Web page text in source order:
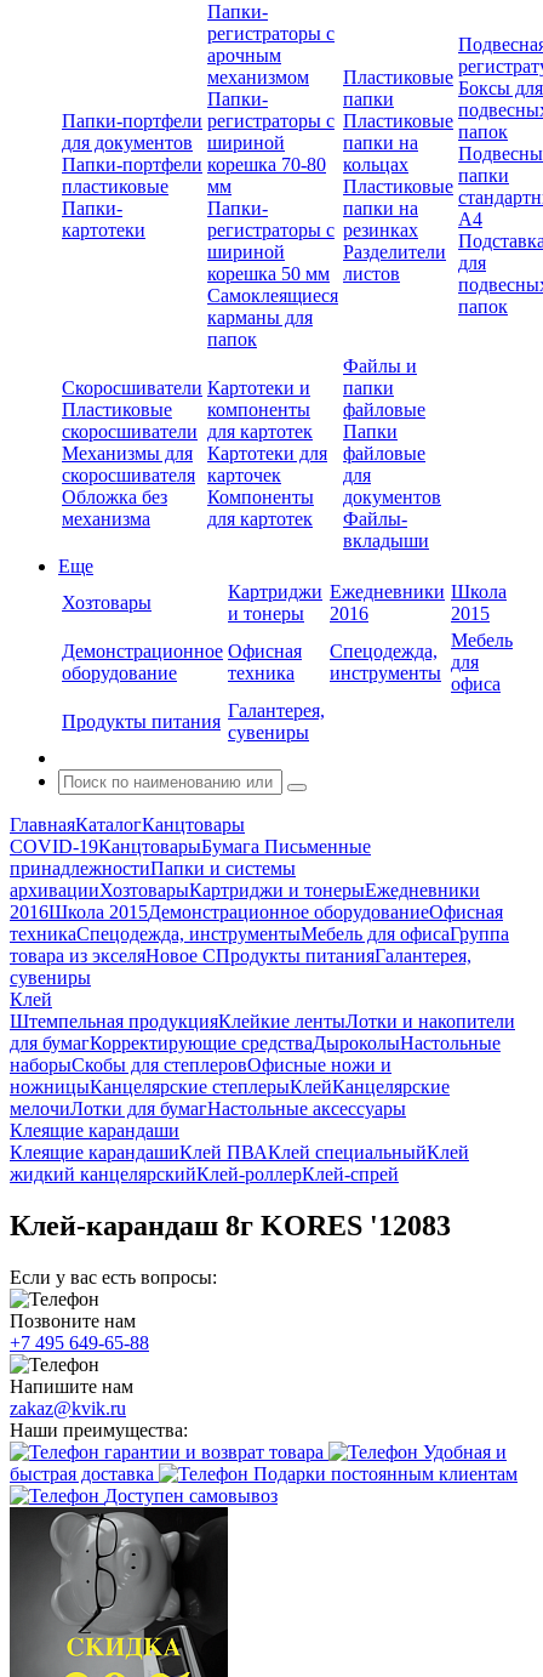
Папки-портфели
для документов
Папки-портфели
пластиковые
Папки-
картотеки
Папки-
регистраторы с
арочным
механизмом
Папки-
регистраторы с
шириной
корешка 70-80
мм
Папки-
регистраторы с
шириной
корешка 50 мм
Самоклеящиеся
карманы для
папок
Пластиковые
папки
Пластиковые
папки на
кольцах
Пластиковые
папки на
резинках
Разделители
листов
Боксы для
папок
папки
А4
для
папок
Скоросшиватели
Пластиковые
скоросшиватели
Механизмы для
скоросшивателя
Обложка без
механизма
Картотеки и
компоненты
для картотек
Картотеки для
карточек
Компоненты
для картотек
Файлы и
папки
файловые
Папки
файловые
для
документов
Файлы-
вкладыши
Еще
Хозтовары
Картриджи
и тонеры
Ежедневники
2016
Школа
2015
Демонстрационное
оборудование
Офисная
техника
Спецодежда,
инструменты
Мебель
для
офиса
Продукты питания
Галантерея,
сувениры
ГлавнаяКаталогКанцтовары
COVID-19КанцтоварыБумага Письменные
принадлежностиПапки и системы
архивацииХозтоварыКартриджи и тонерыЕжедневники
2016Школа 2015Демонстрационное оборудованиеОфисная
техникаСпецодежда, инструментыМебель для офисаГруппа
товара из экселяНовое СПродукты питанияГалантерея,
сувениры
Клей
Штемпельная продукцияКлейкие лентыЛотки и накопители
для бумагКорректирующие средстваДыроколыНастольные
наборыСкобы для степлеровОфисные ножи и
ножницыКанцелярские степлерыКлейКанцелярские
мелочиЛотки для бумагНастольные аксессуары
Клеящие карандаши
Клеящие карандашиКлей ПВАКлей специальныйКлей
жидкий канцелярскийКлей-роллерКлей-спрей
Клей-карандаш 8г KORES '12083
Если у вас есть вопросы:
Позвоните нам
+7 495 649-65-88
Напишите нам
zakaz@kvik.ru
Наши преимущества:
гарантии и возврат товара
Удобная и
быстрая доставка
Подарки постоянным клиентам
Доступен самовывоз